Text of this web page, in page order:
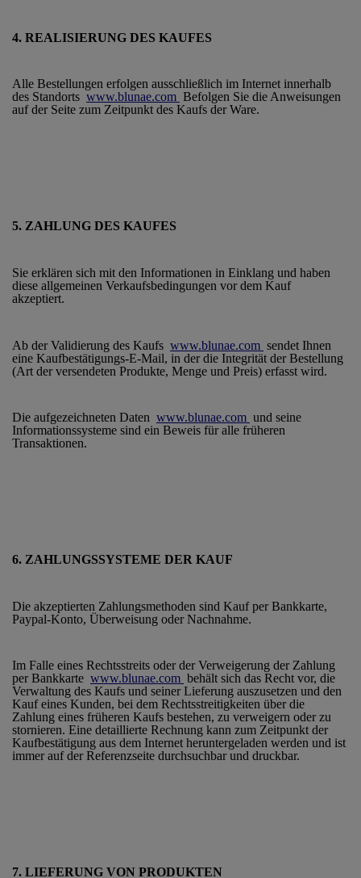
4. REALISIERUNG DES KAUFES
Alle Bestellungen erfolgen ausschließlich im Internet innerhalb
des Standorts www.blunae.com Befolgen Sie die Anweisungen
auf der Seite zum Zeitpunkt des Kaufs der Ware.
5. ZAHLUNG DES KAUFES
Sie erklären sich mit den Informationen in Einklang und haben
diese allgemeinen Verkaufsbedingungen vor dem Kauf
akzeptiert.
Ab der Validierung des Kaufs www.blunae.com sendet Ihnen
eine Kaufbestätigungs-E-Mail, in der die Integrität der Bestellung
(Art der versendeten Produkte, Menge und Preis) erfasst wird.
Die aufgezeichneten Daten www.blunae.com und seine
Informationssysteme sind ein Beweis für alle früheren
Transaktionen.
6. ZAHLUNGSSYSTEME DER KAUF
Die akzeptierten Zahlungsmethoden sind Kauf per Bankkarte,
Paypal-Konto, Überweisung oder Nachnahme.
Im Falle eines Rechtsstreits oder der Verweigerung der Zahlung
per Bankkarte www.blunae.com behält sich das Recht vor, die
Verwaltung des Kaufs und seiner Lieferung auszusetzen und den
Kauf eines Kunden, bei dem Rechtsstreitigkeiten über die
Zahlung eines früheren Kaufs bestehen, zu verweigern oder zu
stornieren. Eine detaillierte Rechnung kann zum Zeitpunkt der
Kaufbestätigung aus dem Internet heruntergeladen werden und ist
immer auf der Referenzseite durchsuchbar und druckbar.
7. LIEFERUNG VON PRODUKTEN